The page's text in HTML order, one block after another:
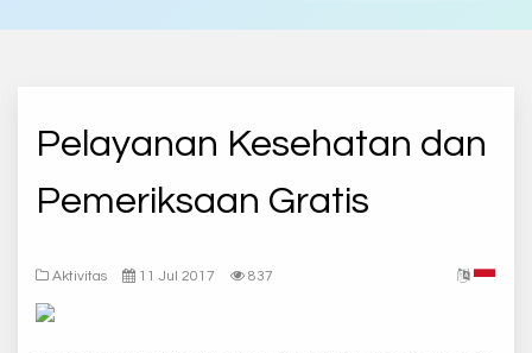
Pelayanan Kesehatan dan
Pemeriksaan Gratis
Aktivitas 11 Jul 2017 837